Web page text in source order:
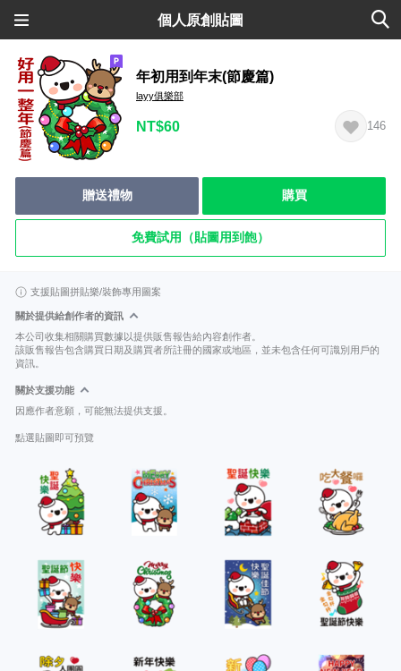
個人原創貼圖
年初用到年末(節慶篇)
layy俱樂部
NT$60 146
贈送禮物 購買
免費試用（貼圖用到飽）
支援貼圖拼貼樂/裝飾專用圖案
關於提供給創作者的資訊
本公司收集相關購買數據以提供販售報告給內容創作者。
該販售報告包含購買日期及購買者所註冊的國家或地區，並未包含任何可識別用戶的
資訊。
關於支援功能
因應作者意願，可能無法提供支援。
點選貼圖即可預覽